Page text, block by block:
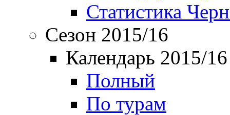
Статистика
Сезон 2015/16
Календарь 2015/16
Полный
По турам